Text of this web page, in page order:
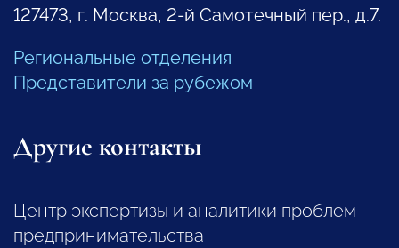
127473, г. Москва, 2-й Самотечный пер., д.7.
Региональные отделения
Представители за рубежом
Другие контакты
Центр экспертизы и аналитики проблем
предпринимательства